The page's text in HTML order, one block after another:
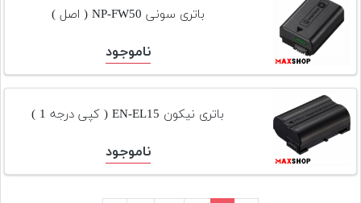
باتری سونی NP-FW50 ( اصل )
ناموجود
باتری نیکون EN-EL15 ( کپی درجه 1 )
ناموجود